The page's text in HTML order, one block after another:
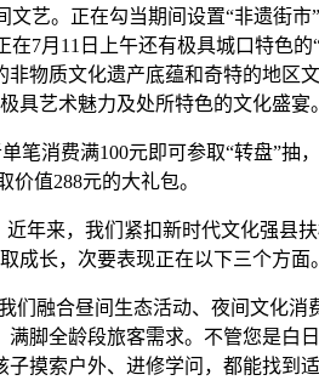
艺。正在勾当期间设置“非遗街市
7月11日上午还有极具城口特色的
物质文化遗产底蕴和奇特的地区
具艺术魅力及处所特色的文化盛宴。
消费满100元即可参取“转盘”抽，
价值288元的大礼包。
来，我们紧扣新时代文化强县扶
成长，次要表现正在以下三个方面。
合昼间生态活动、夜间文化消
脚全龄段旅客需求。不管您是白
摸索户外、进修学问，都能找到适